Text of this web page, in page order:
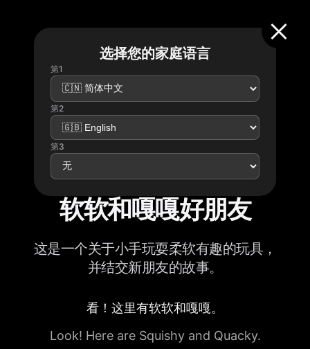
选择您的家庭语言
第1
第2
第3
软软和嘎嘎好朋友
这是一个关于小手玩耍柔软有趣的玩具，
并结交新朋友的故事。
看！这里有软软和嘎嘎。
Look! Here are Squishy and Quacky.